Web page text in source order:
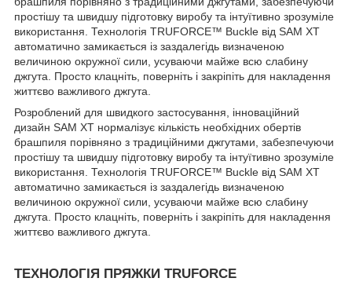
простішу та швидшу підготовку виробу та інтуїтивно зрозуміле
використання. Технологія TRUFORCE™ Buckle від SAM XT
автоматично замикається із заздалегідь визначеною
величиною окружної сили, усуваючи майже всю слабину
джгута. Просто клацніть, поверніть і закріпіть для накладення
життєво важливого джгута.
Розроблений для швидкого застосування, інноваційний
дизайн SAM XT нормалізує кількість необхідних обертів
брашпиля порівняно з традиційними джгутами, забезпечуючи
простішу та швидшу підготовку виробу та інтуїтивно зрозуміле
використання. Технологія TRUFORCE™ Buckle від SAM XT
автоматично замикається із заздалегідь визначеною
величиною окружної сили, усуваючи майже всю слабину
джгута. Просто клацніть, поверніть і закріпіть для накладення
життєво важливого джгута.
ТЕХНОЛОГІЯ ПРЯЖКИ TRUFORCE